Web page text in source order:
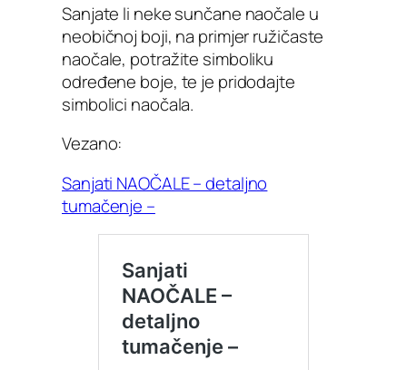
Sanjate li neke sunčane naočale u
neobičnoj boji, na primjer ružičaste
naočale, potražite simboliku
određene boje, te je pridodajte
simbolici naočala.
Vezano:
Sanjati NAOČALE – detaljno
tumačenje –